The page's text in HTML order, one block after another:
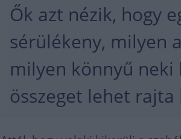
Ők azt nézik, hogy
sérülékeny, milyen
milyen könnyű
összeget lehet